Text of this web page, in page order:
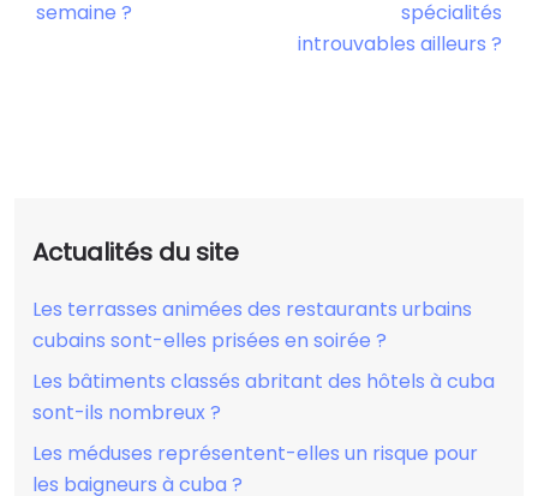
semaine ?
spécialités
introuvables ailleurs ?
Actualités du site
Les terrasses animées des restaurants urbains
cubains sont-elles prisées en soirée ?
Les bâtiments classés abritant des hôtels à cuba
sont-ils nombreux ?
Les méduses représentent-elles un risque pour
les baigneurs à cuba ?